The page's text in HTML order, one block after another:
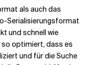
als auch das
Serialisierungsformat
und schnell wie
optimiert, dass es
und für die Suche